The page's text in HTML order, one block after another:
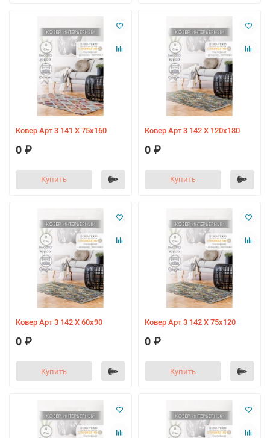
Ковер Арт 3 141 X 75х160
0 ₽
Купить
Ковер Арт 3 142 X 120х180
0 ₽
Купить
Ковер Арт 3 142 X 60х90
0 ₽
Купить
Ковер Арт 3 142 X 75х120
0 ₽
Купить